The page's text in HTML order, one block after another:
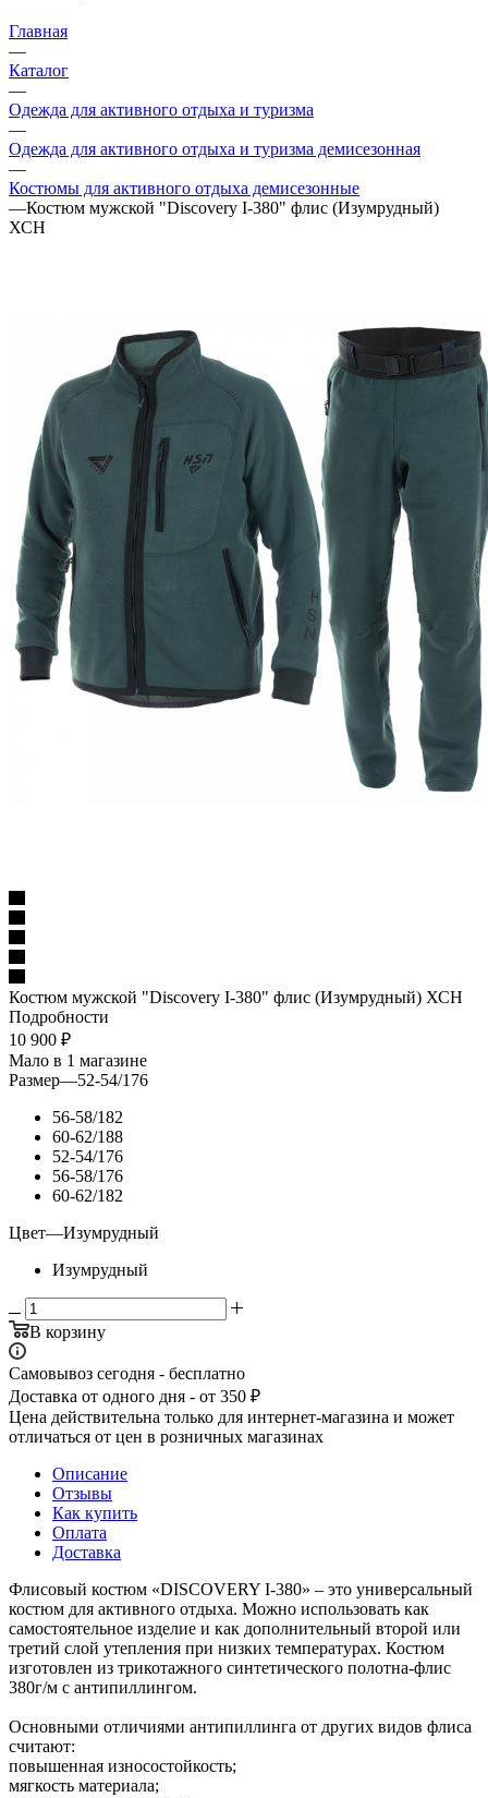
Главная
—
Каталог
—
Одежда для активного отдыха и туризма
—
Одежда для активного отдыха и туризма демисезонная
—
Костюмы для активного отдыха демисезонные
—Костюм мужской "Discovery I-380" флис (Изумрудный)
ХСН
Костюм мужской "Discovery I-380" флис (Изумрудный) ХСН
Подробности
10 900 ₽
Мало в 1 магазине
Размер—52-54/176
56-58/182
60-62/188
52-54/176
56-58/176
60-62/182
Цвет—Изумрудный
Изумрудный
В корзину
Самовывоз сегодня - бесплатно
Доставка от одного дня - от 350 ₽
Цена действительна только для интернет-магазина и может
отличаться от цен в розничных магазинах
Описание
Отзывы
Как купить
Оплата
Доставка
Флисовый костюм «DISCOVERY I-380» – это универсальный
костюм для активного отдыха. Можно использовать как
самостоятельное изделие и как дополнительный второй или
третий слой утепления при низких температурах. Костюм
изготовлен из трикотажного синтетического полотна-флис
380г/м с антипиллингом.
Основными отличиями антипиллинга от других видов флиса
считают:
повышенная износостойкость;
мягкость материала;